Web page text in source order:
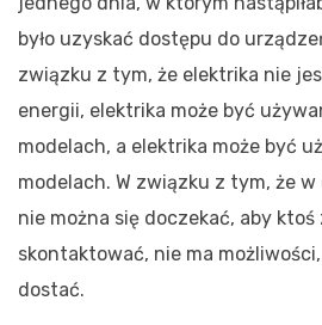
było uzyskać dostępu do
związku z tym, że elektrika nie
energii, elektrika może być
modelach, a elektrika może być
modelach. W związku z tym, że
nie można się doczekać, aby ktoś
skontaktować, nie ma
dostać.